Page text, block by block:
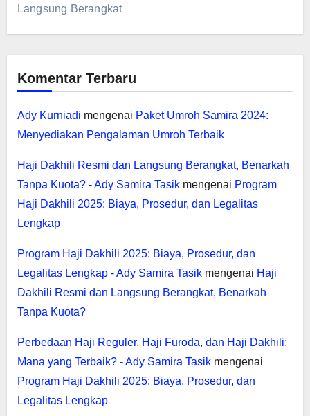
Langsung Berangkat
Komentar Terbaru
Ady Kurniadi mengenai Paket Umroh Samira 2024:
Menyediakan Pengalaman Umroh Terbaik
Haji Dakhili Resmi dan Langsung Berangkat, Benarkah
Tanpa Kuota? - Ady Samira Tasikmengenai Program
Haji Dakhili 2025: Biaya, Prosedur, dan Legalitas
Lengkap
Program Haji Dakhili 2025: Biaya, Prosedur, dan
Legalitas Lengkap - Ady Samira Tasikmengenai Haji
Dakhili Resmi dan Langsung Berangkat, Benarkah
Tanpa Kuota?
Perbedaan Haji Reguler, Haji Furoda, dan Haji Dakhili:
Mana yang Terbaik? - Ady Samira Tasikmengenai
Program Haji Dakhili 2025: Biaya, Prosedur, dan
Legalitas Lengkap